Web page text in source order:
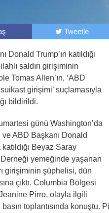
Tweetle
Donald Trump’ın katıldığı
saldırı girişiminin
Tomas Allen’ın, ‘ABD
suikast girişimi’ suçlamasıyla
bildirildi.
günü Washington’da
ABD Başkanı Donald
katıldığı Beyaz Saray
yemeğinde yaşanan
girişiminin şüphelisi, dün
çıktı. Columbia Bölgesi
Jeanine Pirro, olayla ilgili
toplantısında konuştu.